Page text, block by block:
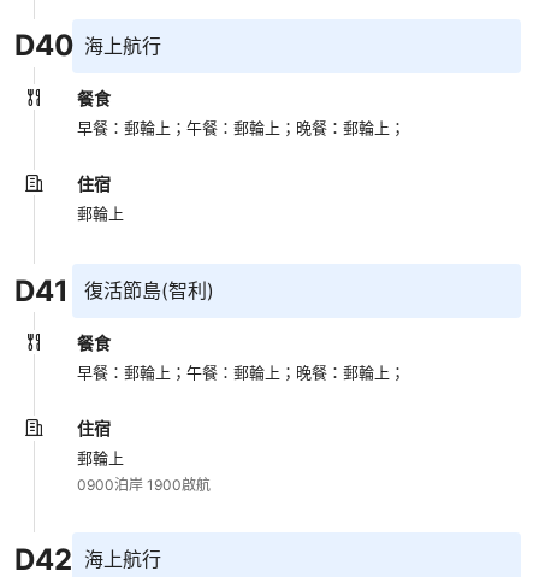
D40 海上航行
餐食
早餐：郵輪上；午餐：郵輪上； 晚餐：郵輪上；
住宿
郵輪上
D41 復活節島(智利)
餐食
早餐：郵輪上；午餐：郵輪上； 晚餐：郵輪上；
住宿
郵輪上
0900泊岸 1900啟航
D42 海上航行